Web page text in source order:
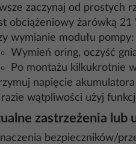
zaczynaj od prostych
obciążeniowy żarówką 21
wymianie modułu pompy:
Wymień oring, oczyść
Po montażu kilkukrotnie
napięcie
wątpliwości użyj
zastrzeżenia lub
bezpieczników/